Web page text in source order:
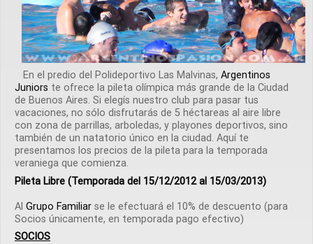
En el predio del Polideportivo Las Malvinas, Argentinos
Juniors te ofrece la pileta olímpica más grande de la Ciudad
de Buenos Aires. Si elegís nuestro club para pasar tus
vacaciones, no sólo disfrutarás de 5 héctareas al aire libre
con zona de parrillas, arboledas, y playones deportivos, sino
también de un natatorio único en la ciudad. Aquí te
presentamos los precios de la pileta para la temporada
veraniega que comienza.
Pileta Libre (Temporada del 15/12/2012 al 15/03/2013)
Al Grupo Familiar se le efectuará el 10% de descuento (para
Socios únicamente, en temporada pago efectivo)
SOCIOS